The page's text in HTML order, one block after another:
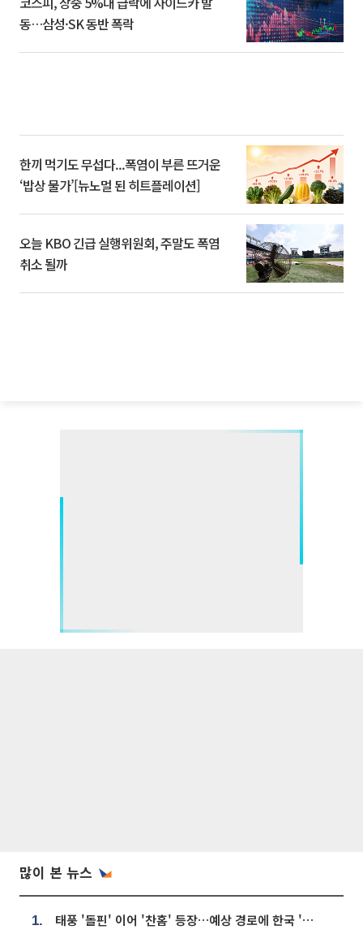
동…삼성·SK 동반 폭락
한끼 먹기도 무섭다...폭염이 부른 뜨거운
‘밥상 물가’[뉴노멀 된 히트플레이션]
오늘 KBO 긴급 실행위원회, 주말도 폭염
취소 될까
많이 본 뉴스
1. 태풍 '돌핀' 이어 '찬홈' 등장…예상 경로에 한국 '한숨'